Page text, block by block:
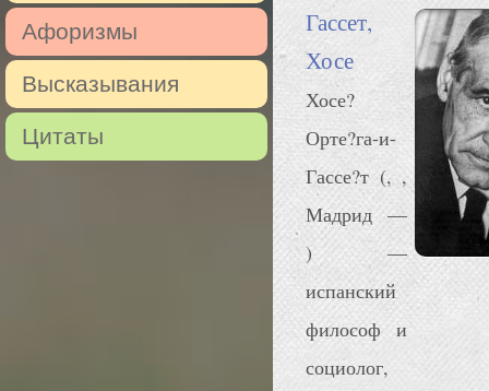
Афоризмы
Высказывания
Цитаты
Гассет,
Хосе
Хосе?
Орте?га-и-
Гассе?т (, ,
Мадрид —
) —
испанский
философ и
социолог,